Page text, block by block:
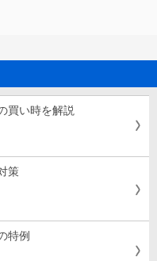
買い時を解説
策
特例